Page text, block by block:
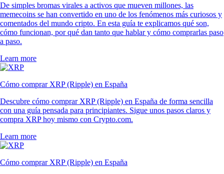
De simples bromas virales a activos que mueven millones, las
memecoins se han convertido en uno de los fenómenos más curiosos y
comentados del mundo cripto. En esta guía te explicamos qué son,
cómo funcionan, por qué dan tanto que hablar y cómo comprarlas paso
a paso.
Learn more
Cómo comprar XRP (Ripple) en España
Descubre cómo comprar XRP (Ripple) en España de forma sencilla
con una guía pensada para principiantes. Sigue unos pasos claros y
compra XRP hoy mismo con Crypto.com.
Learn more
Cómo comprar XRP (Ripple) en España